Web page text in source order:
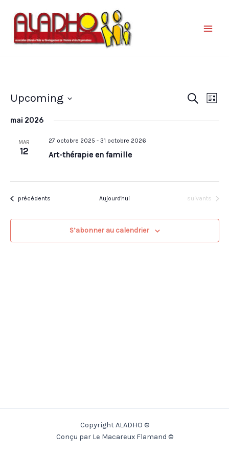
Recherche
Liste
Upcoming
une
mai 2026
MAR
12
27 octobre 2025 - 31 octobre 2026
Art-thérapie en famille
Évènements
précédents Aujourd'hui Évènements
suivants
S’abonner au calendrier
Copyright ALADHO ©
Conçu par Le Macareux Flamand ©